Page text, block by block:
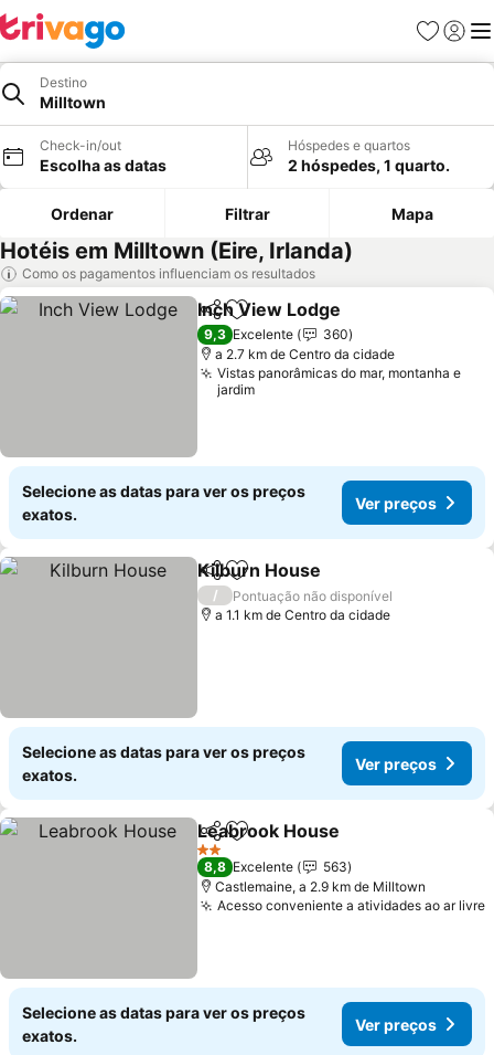
Favoritos
Iniciar
Destino
Milltown
Check-in/out
Escolha as datas
Hóspedes e quartos
2 hóspedes, 1 quarto.
Ordenar Filtrar Mapa
Hotéis em Milltown (Eire, Irlanda)
Como os pagamentos influenciam os resultados
PartilharAdicionar aos favoritos
Inch View Lodge
9,3 Excelente
360
a 2.7 km de Centro da cidade
Vistas panorâmicas do mar, montanha e
jardim
Selecione as datas para ver os preços
exatos.
Ver preços
PartilharAdicionar aos favoritos
Kilburn House
/
Pontuação não disponível
a 1.1 km de Centro da cidade
Selecione as datas para ver os preços
exatos.
Ver preços
PartilharAdicionar aos favoritos
Leabrook House
2 Estrelas
8,8 Excelente
563
Castlemaine, a 2.9 km de Milltown
Acesso conveniente a atividades ao ar livre
Selecione as datas para ver os preços
exatos.
Ver preços